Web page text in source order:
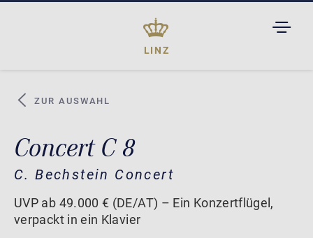
LINZ
ZUR AUSWAHL
Concert C 8
C. Bechstein Concert
UVP ab 49.000 € (DE/AT) – Ein Konzertflügel,
verpackt in ein Klavier